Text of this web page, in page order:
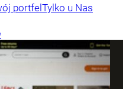
portfelTylko u Nas